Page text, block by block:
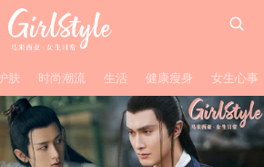
肤 时尚潮流 生活 健康瘦身 女生心事